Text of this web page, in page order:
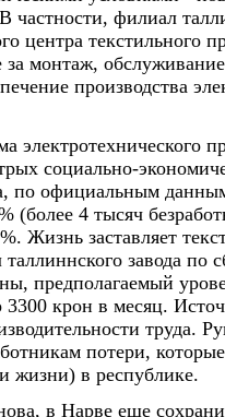
частности, филиал
центра текстильного
за монтаж,
производства
электротехнического
социально-
по официальным
(более 4 тысяч
Жизнь заставляет
завода по
предполагаемый
крон в месяц.
труда.
потери,
жизни) в республике.
в Нарве еще